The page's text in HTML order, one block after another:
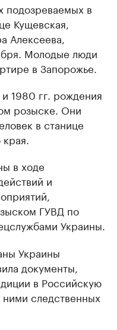
подозреваемых в
Кущевская,
Алексеева,
Молодые люди
в Запорожье.
1980 гг. рождения
розыске. Они
в станице
в ходе
и
ГУВД по
Украины.
Украины
документы,
в Российскую
следственных